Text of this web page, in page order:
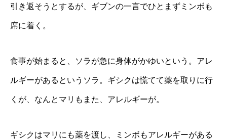
引き返そうとするが、ギブンの一言でひとまずミンボも
席に着く。
食事が始まると、ソラが急に身体がかゆいという。アレ
ルギーがあるというソラ。ギシクは慌てて薬を取りに行
くが、なんとマリもまた、アレルギーが。
ギシクはマリにも薬を渡し、ミンボもアレルギーがある